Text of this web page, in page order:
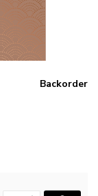
Backorder